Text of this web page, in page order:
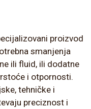
proizvod
smanjenja
ili fluid, ili dodatne
i otpornosti.
tehničke i
preciznost i